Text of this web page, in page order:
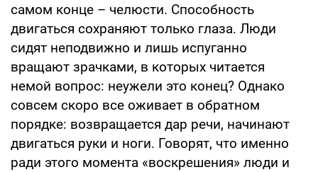
самом конце – челюсти. Способность
двигаться сохраняют только глаза. Люди
сидят неподвижно и лишь испуганно
вращают зрачками, в которых читается
немой вопрос: неужели это конец? Однако
совсем скоро все оживает в обратном
порядке: возвращается дар речи, начинают
двигаться руки и ноги. Говорят, что именно
ради этого момента «воскрешения» люди и